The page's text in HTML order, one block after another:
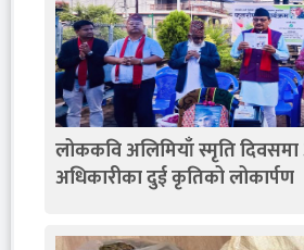
लोककवि अलिमियाँ स्मृति
अधिकारीका दुई कृतिको लोकार्पण